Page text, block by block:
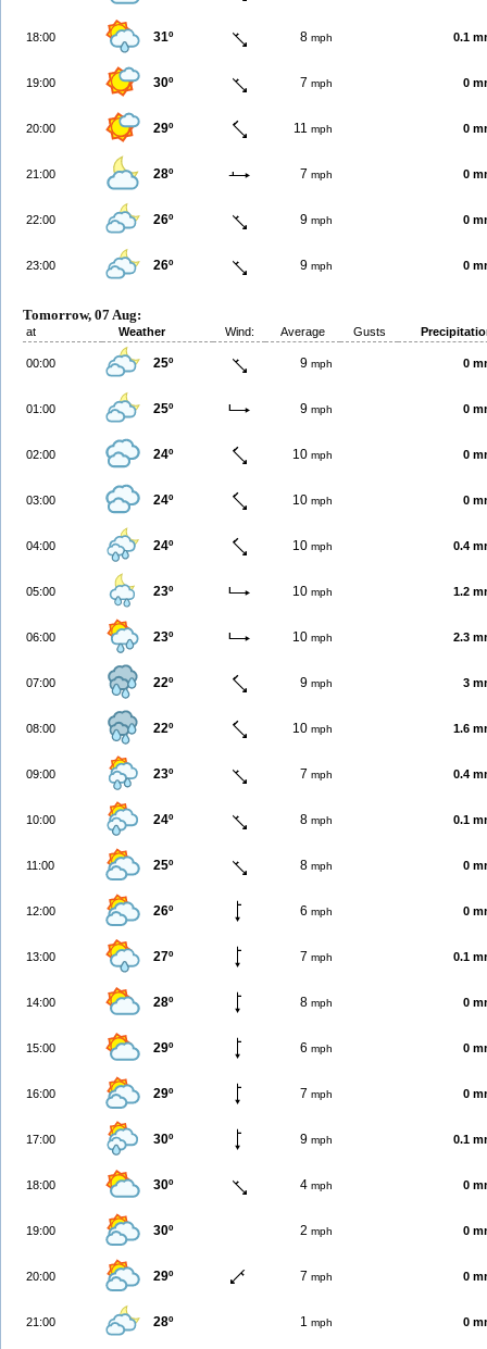
18:00 31º 8 mph 0.1
19:00 30º 7 mph 0
20:00 29º 11 mph 0
21:00 28º 7 mph 0
22:00 26º 9 mph 0
23:00 26º 9 mph 0
Tomorrow, 07 Aug:
at Weather Wind: Average Gusts
00:00 25º 9 mph 0
01:00 25º 9 mph 0
02:00 24º 10 mph 0
03:00 24º 10 mph 0
04:00 24º 10 mph 0.4
05:00 23º 10 mph 1.2
06:00 23º 10 mph 2.3
07:00 22º 9 mph 3
08:00 22º 10 mph 1.6
09:00 23º 7 mph 0.4
10:00 24º 8 mph 0.1
11:00 25º 8 mph 0
12:00 26º 6 mph 0
13:00 27º 7 mph 0.1
14:00 28º 8 mph 0
15:00 29º 6 mph 0
16:00 29º 7 mph 0
17:00 30º 9 mph 0.1
18:00 30º 4 mph 0
19:00 30º 2 mph 0
20:00 29º 7 mph 0
21:00 28º 1 mph 0